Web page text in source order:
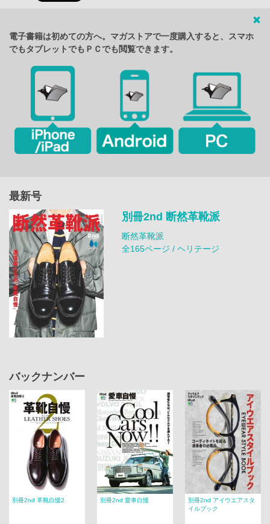
電子書籍は初めての方へ。マガストアで一度購入すると、スマホ
でもタブレットでもＰＣでも閲覧できます。
最新号
別冊2nd 断然革靴派
断然革靴派
全165ページ / ヘリテージ
バックナンバー
別冊2nd 革靴自慢2 別冊2nd 愛車自慢
別冊2nd アイウエアスタ
イルブック